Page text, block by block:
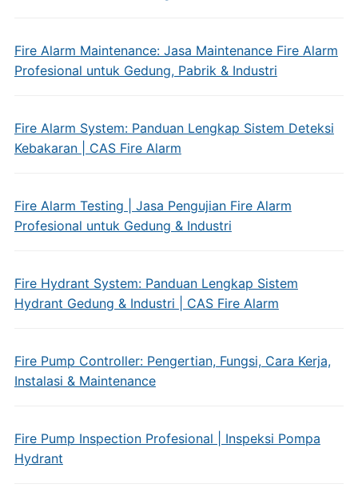
Fire Alarm Maintenance: Jasa Maintenance Fire Alarm
Profesional untuk Gedung, Pabrik & Industri
Fire Alarm System: Panduan Lengkap Sistem Deteksi
Kebakaran | CAS Fire Alarm
Fire Alarm Testing | Jasa Pengujian Fire Alarm
Profesional untuk Gedung & Industri
Fire Hydrant System: Panduan Lengkap Sistem
Hydrant Gedung & Industri | CAS Fire Alarm
Fire Pump Controller: Pengertian, Fungsi, Cara Kerja,
Instalasi & Maintenance
Fire Pump Inspection Profesional | Inspeksi Pompa
Hydrant